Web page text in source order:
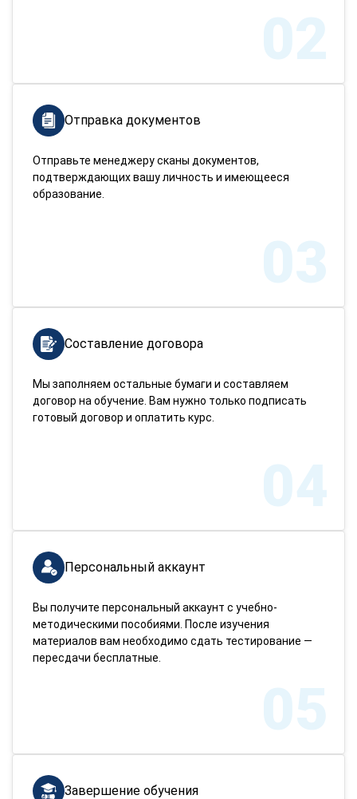
02
Отправка документов
Отправьте менеджеру сканы документов,
подтверждающих вашу личность и имеющееся
образование.
03
Составление договора
Мы заполняем остальные бумаги и составляем
договор на обучение. Вам нужно только подписать
готовый договор и оплатить курс.
04
Персональный аккаунт
Вы получите персональный аккаунт с учебно-
методическими пособиями. После изучения
материалов вам необходимо сдать тестирование —
пересдачи бесплатные.
05
Завершение обучения